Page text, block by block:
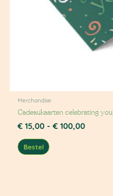
Merchandise
Cadeaukaarten celebrating you
€ 15,00 - € 100,00
Bestel